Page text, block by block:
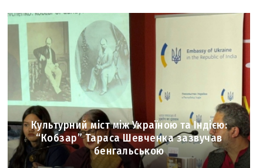
Культурний міст між Україною та Індією:
“Кобзар” Тараса Шевченка зазвучав
бенгальською